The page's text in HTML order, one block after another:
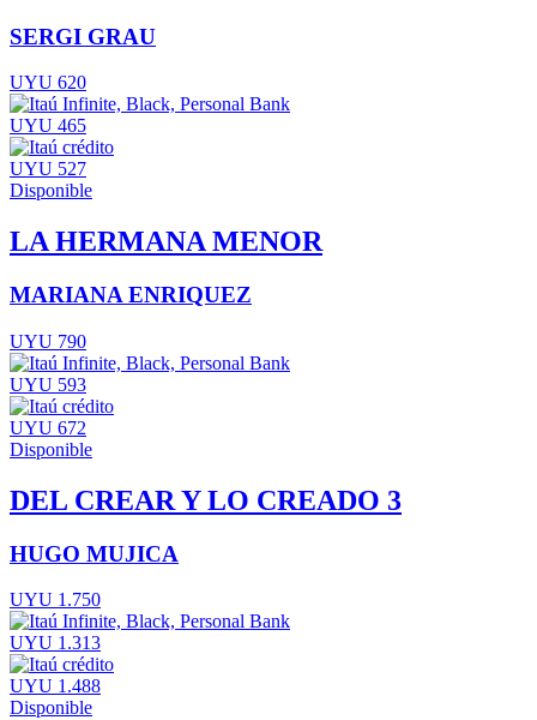
SERGI GRAU
UYU 620
UYU 465
UYU 527
Disponible
LA HERMANA MENOR
MARIANA ENRIQUEZ
UYU 790
UYU 593
UYU 672
Disponible
DEL CREAR Y LO CREADO 3
HUGO MUJICA
UYU 1.750
UYU 1.313
UYU 1.488
Disponible